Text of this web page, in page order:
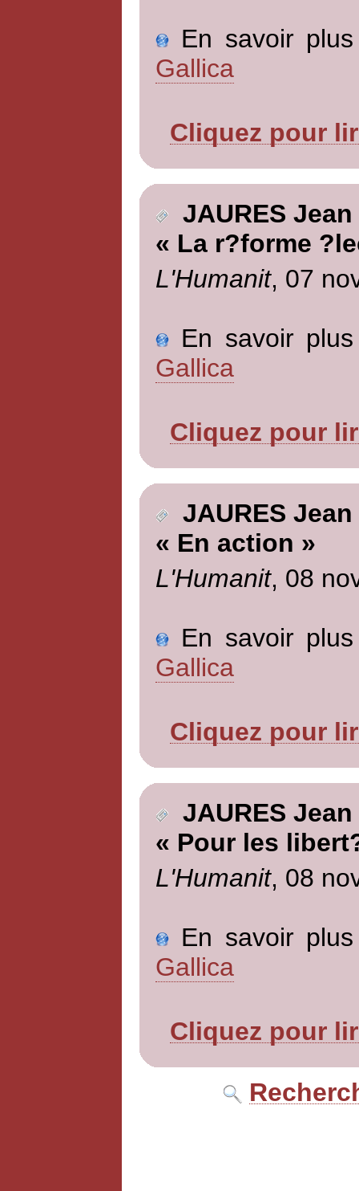
En savoir
Gallica
Cliquez pour
JAURES Jean
« La r?forme
L'Humanit, 07
En savoir
Gallica
Cliquez pour
JAURES Jean
« En action »
L'Humanit, 08
En savoir
Gallica
Cliquez pour
JAURES Jean
« Pour les
L'Humanit, 08
En savoir
Gallica
Cliquez pour